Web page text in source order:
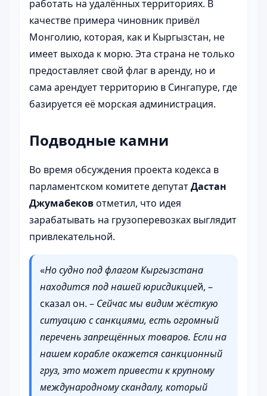
работать на удалённых территориях. В
качестве примера чиновник привёл
Монголию, которая, как и Кыргызстан, не
имеет выхода к морю. Эта страна не только
предоставляет свой флаг в аренду, но и
сама арендует территорию в Сингапуре, где
базируется её морская администрация.
Подводные камни
Во время обсуждения проекта кодекса в
парламентском комитете депутатДастан
Джумабековотметил, что идея
зарабатывать на грузоперевозках выглядит
привлекательной.
«Но судно под флагом Кыргызстана
находится под нашей юрисдикцией, –
сказал он. – Сейчас мы видим жёсткую
ситуацию с санкциями, есть огромный
перечень запрещённых товаров. Если на
нашем корабле окажется санкционный
груз, это может привести к крупному
международному скандалу, который